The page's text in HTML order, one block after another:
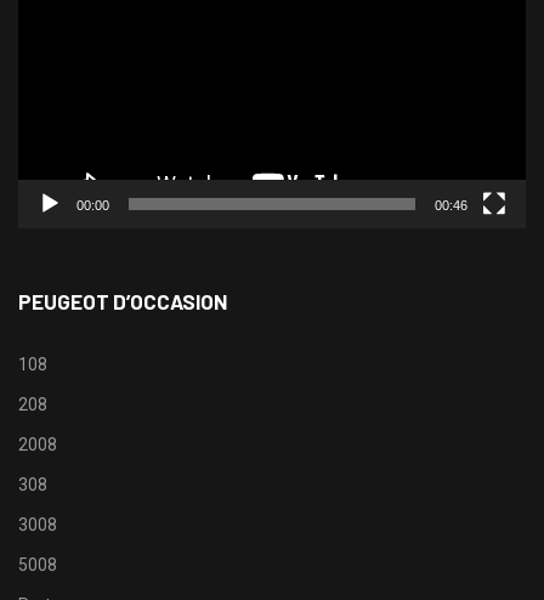
00:00 00:46
PEUGEOT D’OCCASION
108
208
2008
308
3008
5008